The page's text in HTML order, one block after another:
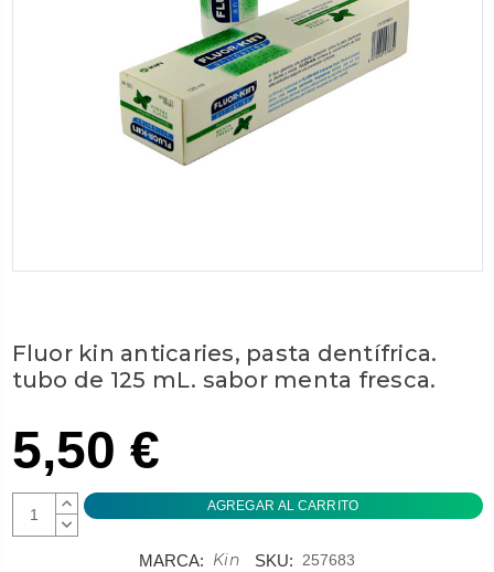
Fluor kin anticaries, pasta dentífrica.
tubo de 125 mL. sabor menta fresca.
5,50 €
AUMENTAR
CANTIDAD:
DISMINUIR
MARCA: Kin SKU: 257683